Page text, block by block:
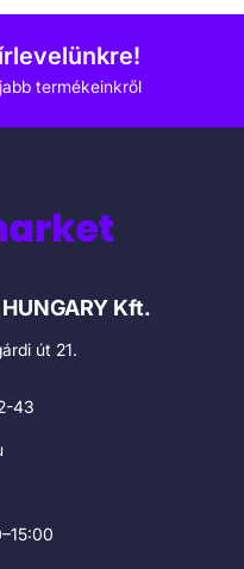
termékeinkről
Kft.
út 21.
43